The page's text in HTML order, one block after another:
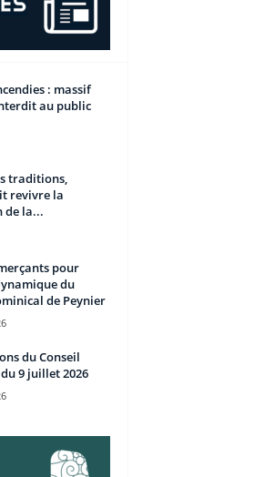
: massif
au public
traditions,
revivre la
de la...
pour
du
de Peynier
du Conseil
9 juillet 2026